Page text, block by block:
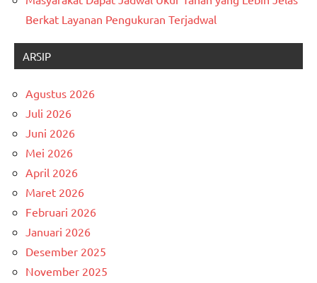
Berkat Layanan Pengukuran Terjadwal
ARSIP
Agustus 2026
Juli 2026
Juni 2026
Mei 2026
April 2026
Maret 2026
Februari 2026
Januari 2026
Desember 2025
November 2025